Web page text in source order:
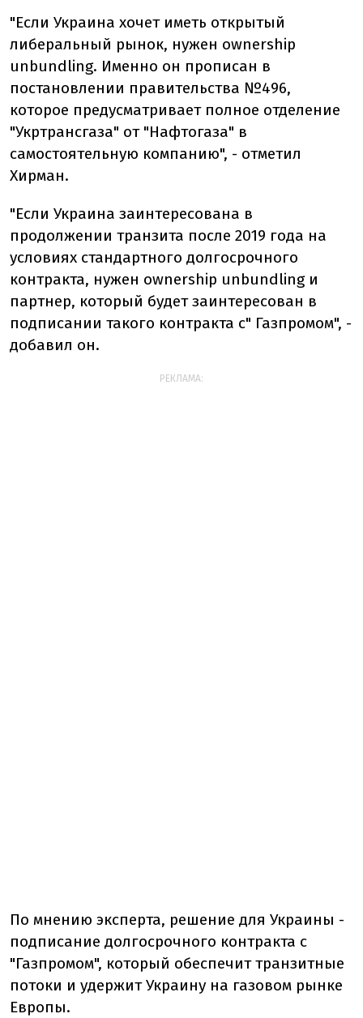
"Если Украина хочет иметь открытый
либеральный рынок, нужен ownership
unbundling. Именно он прописан в
постановлении правительства №496,
которое предусматривает полное отделение
"Укртрансгаза" от "Нафтогаза" в
самостоятельную компанию", - отметил
Хирман.
"Если Украина заинтересована в
продолжении транзита после 2019 года на
условиях стандартного долгосрочного
контракта, нужен ownership unbundling и
партнер, который будет заинтересован в
подписании такого контракта с" Газпромом", -
добавил он.
РЕКЛАМА:
По мнению эксперта, решение для Украины -
подписание долгосрочного контракта с
"Газпромом", который обеспечит транзитные
потоки и удержит Украину на газовом рынке
Европы.